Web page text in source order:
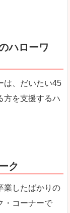
ハローワ
は、だいたい45
方を支援するハ
ク
業したばかりの
・コーナーで